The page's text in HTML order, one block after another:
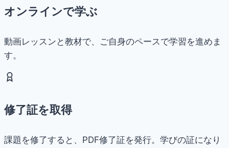
オンラインで学ぶ
動画レッスンと教材で、ご自身のペースで学習を進めま
す。
修了証を取得
課題を修了すると、PDF修了証を発行。学びの証になり